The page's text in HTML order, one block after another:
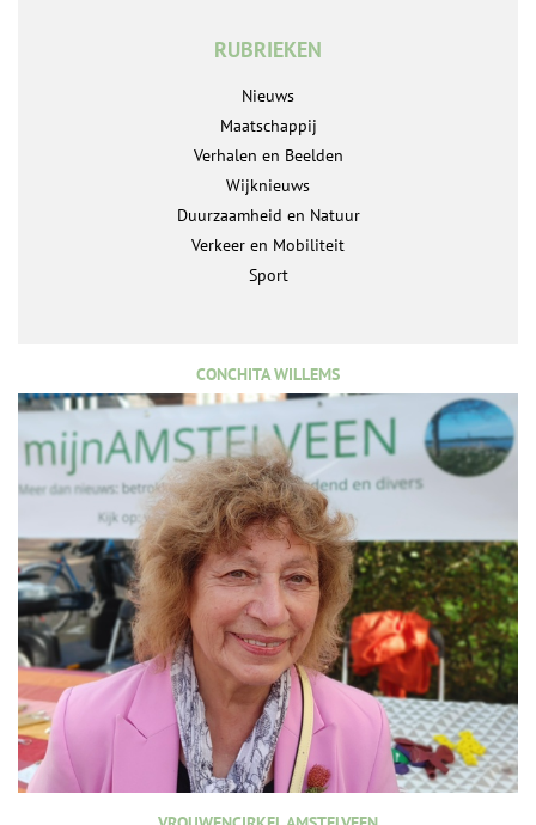
RUBRIEKEN
Nieuws
Maatschappij
Verhalen en Beelden
Wijknieuws
Duurzaamheid en Natuur
Verkeer en Mobiliteit
Sport
CONCHITA WILLEMS